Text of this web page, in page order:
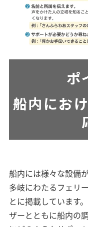
船内にお
船内には様々な設備
多岐にわたるフェリ
とに掲載しています
ザーとともに船内の